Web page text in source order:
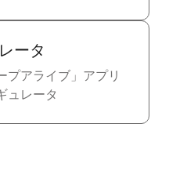
ータ
プアライブ」アプリ
ュレータ